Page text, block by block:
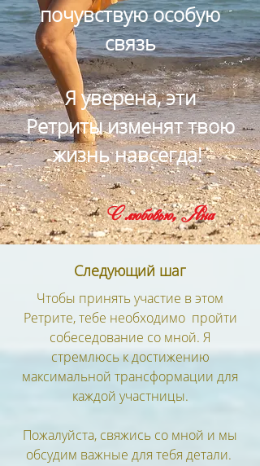
почувствую особую
связь
Я уверена, эти
Ретриты изменят твою
жизнь навсегда!
С любовью, Яна
Следующий шаг
Чтобы принять участие в этом
Ретрите, тебе необходимо пройти
собеседование со мной. Я
стремлюсь к достижению
максимальной трансформации для
каждой участницы.
Пожалуйста, свяжись со мной и мы
обсудим важные для тебя детали.